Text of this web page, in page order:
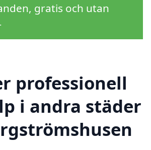
gratis och utan
professionell
i andra städer